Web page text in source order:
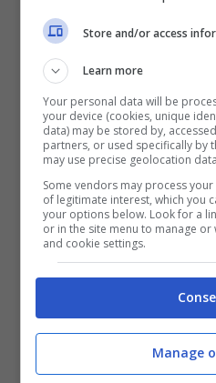
50% sul
Iscrivendoti a PlanetWin365
in Bonus Scommesse +
Store and/or access
Learn more
Your personal data will be
your device (cookies, unique
data) may be stored by,
partners, or used specifically by
may use precise geolocation
Some vendors may process
of legitimate interest, which you
your options below. Look for a
or in the site menu to manage
and cookie settings.
Manage